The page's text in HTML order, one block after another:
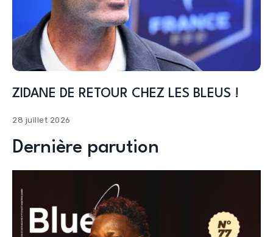
ZIDANE DE RETOUR CHEZ LES BLEUS !
28 juillet 2026
Dernière parution